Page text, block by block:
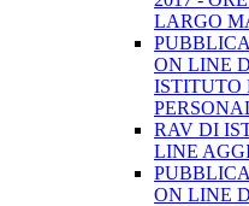
LARGO
ON LINE
ISTITUTO
RAV DI
LINE
ON LINE